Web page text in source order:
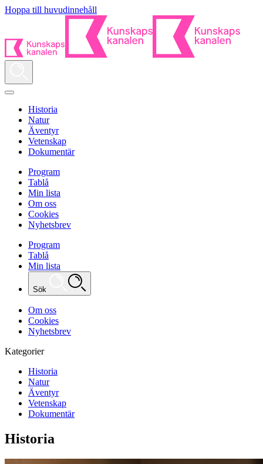
Hoppa till huvudinnehåll
Historia
Natur
Äventyr
Vetenskap
Dokumentär
Program
Tablå
Min lista
Om oss
Cookies
Nyhetsbrev
Program
Tablå
Min lista
Sök
Om oss
Cookies
Nyhetsbrev
Kategorier
Historia
Natur
Äventyr
Vetenskap
Dokumentär
Historia